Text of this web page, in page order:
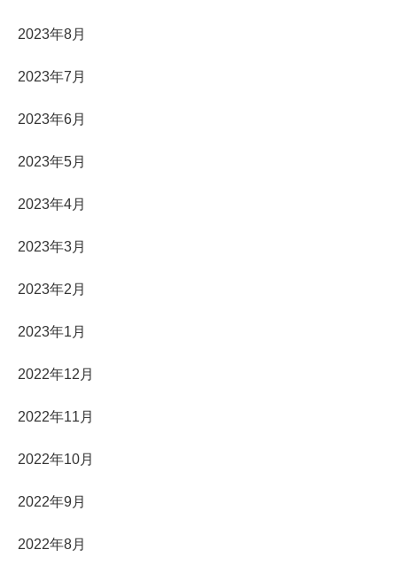
2023年8月
2023年7月
2023年6月
2023年5月
2023年4月
2023年3月
2023年2月
2023年1月
2022年12月
2022年11月
2022年10月
2022年9月
2022年8月